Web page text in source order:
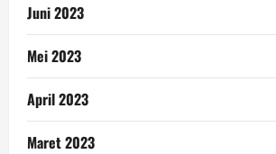
Juni 2023
Mei 2023
April 2023
Maret 2023